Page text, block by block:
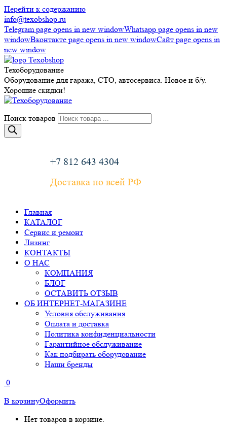
Перейти к содержанию
info@texobshop.ru
Telegram page opens in new windowWhatsapp page opens in new
windowВконтакте page opens in new windowСайт page opens in
new window
Техоборудование
Оборудование для гаража, СТО, автосервиса. Новое и б/у.
Хорошие скидки!
Поиск товаров
+7 812 643 4304
Доставка по всей РФ
Главная
КАТАЛОГ
Сервис и ремонт
Лизинг
КОНТАКТЫ
О НАС
КОМПАНИЯ
БЛОГ
ОСТАВИТЬ ОТЗЫВ
ОБ ИНТЕРНЕТ-МАГАЗИНЕ
Условия обслуживания
Оплата и доставка
Политика конфиденциальности
Гарантийное обслуживание
Как подбирать оборудование
Наши бренды
0
В корзинуОформить
Нет товаров в корзине.